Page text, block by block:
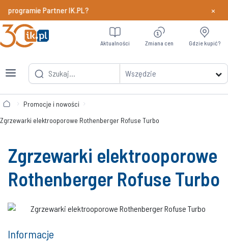
Partner IK.PL? Dowiedz
×
Wszędzie
Aktualności Zmiana cen Gdzie kupić?
Promocje i nowości
Zgrzewarki elektrooporowe Rothenberger Rofuse Turbo
Zgrzewarki elektrooporowe
Rothenberger Rofuse Turbo
Informacje